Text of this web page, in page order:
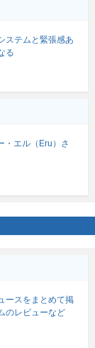
ステムと緊張感あ
る
・エル（Eru）さ
ースをまとめて掲
のレビューなど